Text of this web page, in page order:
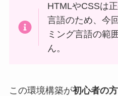
HTMLやCSSは
言語のため、今
ミング言語の範
ん。
この環境構築が初心者の